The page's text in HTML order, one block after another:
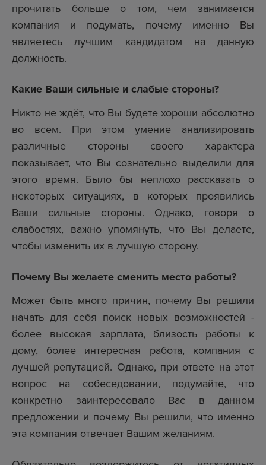
прочитать больше о том, чем занимается
компания и подумать, почему именно Вы
являетесь лучшим кандидатом на данную
должность.
Какие Ваши сильные и слабые стороны?
Никто не ждёт, что Вы будете хороши абсолютно
во всем. При этом умение анализировать
различные стороны своего характера
показывает, что Вы сознательно выделили для
этого время. Было бы неплохо рассказать о
некоторых ситуациях, в которых проявились
Ваши сильные стороны. Однако, говоря о
слабостях, важно упомянуть, что Вы делаете,
чтобы изменить их в лучшую сторону.
Почему Вы желаете сменить место работы?
Может быть много причин, почему Вы решили
начать для себя поиск новых возможностей -
более высокая зарплата, близость работы к
дому, более интересная работа, компания с
лучшей репутацией. Однако, при ответе на этот
вопрос на собеседовании, подумайте, что
конкретно заинтересовало Вас в данном
предложении и почему Вы решили, что именно
эта компания отвечает Вашим желаниям.